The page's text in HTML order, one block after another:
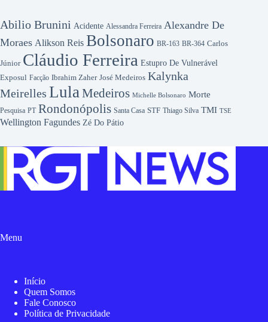
Abilio Brunini Acidente Alessandra Ferreira Alexandre De
Moraes Alikson Reis Bolsonaro BR-163 BR-364 Carlos
Júnior Cláudio Ferreira Estupro De Vulnerável
Exposul Facção Ibrahim Zaher José Medeiros Kalynka
Meirelles Lula Medeiros Michelle Bolsonaro Morte
Pesquisa PT Rondonópolis Santa Casa STF Thiago Silva TMI TSE
Wellington Fagundes Zé Do Pátio
Menu
Início
Quem Somos
Fale Conosco
Política de Privacidade